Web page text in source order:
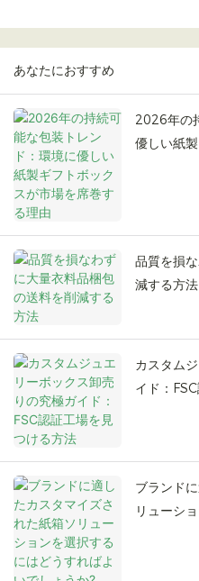
あなたにおすすめ
2026年の
優しい紙
品質を損
減する方法
カスタム
イド：
ブランド
リューシ